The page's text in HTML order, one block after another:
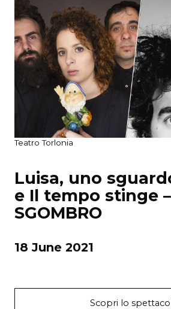
Teatro Torlonia
Luisa, uno
e Il tempo stinge –
SGOMBRO
18 June 2021
Scopri lo